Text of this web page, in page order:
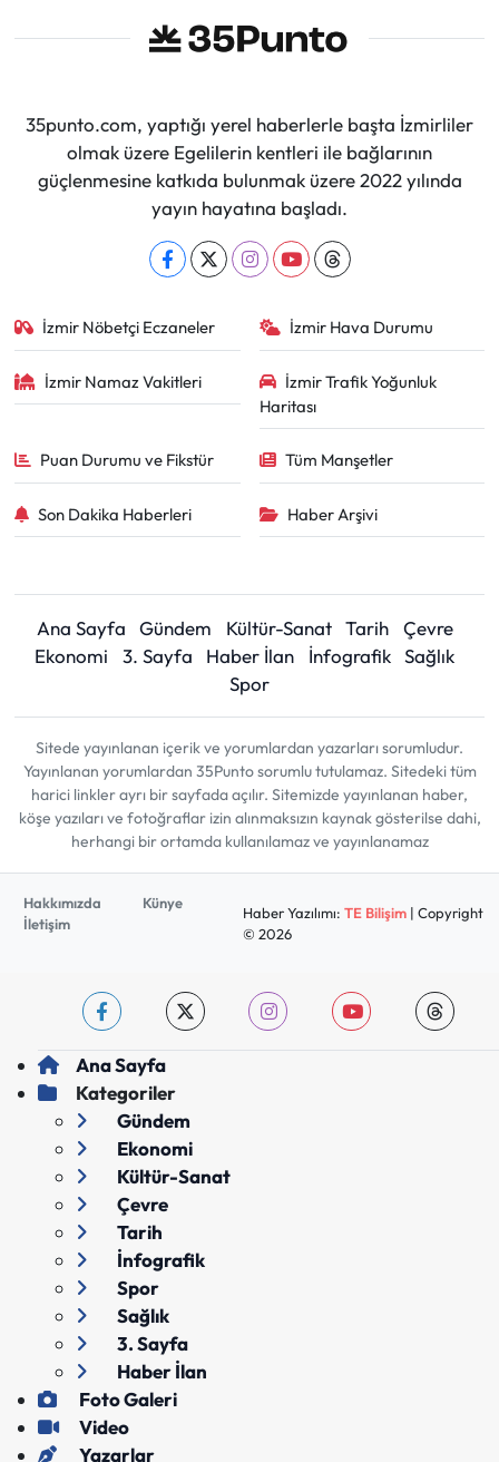
35punto.com, yaptığı yerel haberlerle başta İzmirliler
olmak üzere Egelilerin kentleri ile bağlarının
güçlenmesine katkıda bulunmak üzere 2022 yılında
yayın hayatına başladı.
İzmir Nöbetçi Eczaneler İzmir Hava Durumu
İzmir Namaz Vakitleri
İzmir Trafik Yoğunluk
Haritası
Puan Durumu ve Fikstür Tüm Manşetler
Son Dakika Haberleri Haber Arşivi
Ana Sayfa Gündem Kültür-Sanat Tarih
Çevre
Ekonomi
3. Sayfa Haber İlan İnfografik Sağlık
Spor
Sitede yayınlanan içerik ve yorumlardan yazarları sorumludur.
Yayınlanan yorumlardan 35Punto sorumlu tutulamaz. Sitedeki tüm
harici linkler ayrı bir sayfada açılır. Sitemizde yayınlanan haber,
köşe yazıları ve fotoğraflar izin alınmaksızın kaynak gösterilse dahi,
herhangi bir ortamda kullanılamaz ve yayınlanamaz
Hakkımızda
Künye
İletişim
Haber Yazılımı: TE Bilişim| Copyright
© 2026
Ana Sayfa
Kategoriler
Gündem
Ekonomi
Kültür-Sanat
Çevre
Tarih
İnfografik
Spor
Sağlık
3. Sayfa
Haber İlan
Foto Galeri
Video
Yazarlar